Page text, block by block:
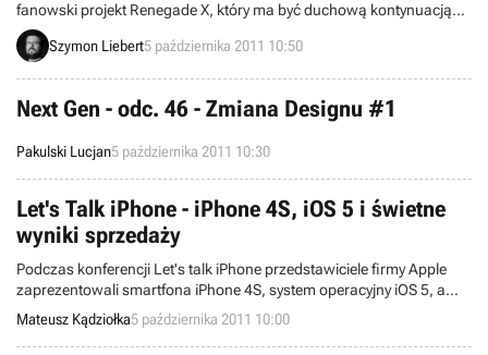
fanowski projekt Renegade X, który ma być duchową kontynuacją
gry akcji Command & Conquer: Renegade. Połączenie strzelanki
pierwszoosobowej z elementami taktycznymi wygląda naprawdę
Szymon Liebert5 października 2011 10:50
Next Gen - odc. 46 - Zmiana Designu #1
Pakulski Lucjan5 października 2011 10:30
Let's Talk iPhone - iPhone 4S, iOS 5 i świetne
wyniki sprzedaży
Podczas konferencji Let's talk iPhone przedstawiciele firmy Apple
zaprezentowali smartfona iPhone 4S, system operacyjny iOS 5, a
także pochwalili się wynikami sprzedaży zarówno sprzętu, jak i
oprogramowania.
Mateusz Kądziołka5 października 2011 10:00